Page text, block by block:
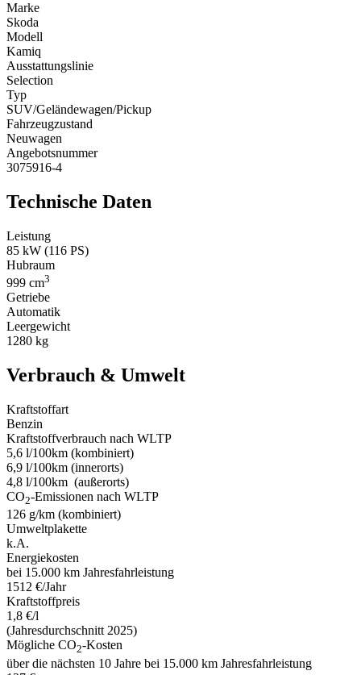
Marke
Skoda
Modell
Kamiq
Ausstattungslinie
Selection
Typ
SUV/Geländewagen/Pickup
Fahrzeugzustand
Neuwagen
Angebotsnummer
3075916-4
Technische Daten
Leistung
85 kW (116 PS)
Hubraum
999 cm3
Getriebe
Automatik
Leergewicht
1280 kg
Verbrauch & Umwelt
Kraftstoffart
Benzin
Kraftstoff­verbrauch nach WLTP
5,6 l/100km (kombiniert)
6,9 l/100km (innerorts)
4,8 l/100km (außerorts)
CO2-Emissionen nach WLTP
126 g/km (kombiniert)
Umweltplakette
k.A.
Energiekosten
bei 15.000 km Jahresfahrleistung
1512 €/Jahr
Kraftstoffpreis
1,8 €/l
(Jahresdurchschnitt 2025)
Mögliche CO2-Kosten
über die nächsten 10 Jahre bei 15.000 km Jahresfahrleistung